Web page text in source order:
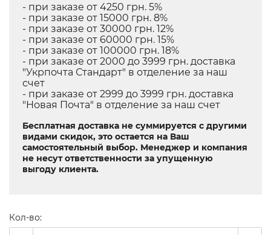
- при заказе от 4250 грн. 5%
- при заказе от 15000 грн. 8%
- при заказе от 30000 грн. 12%
- при заказе от 60000 грн. 15%
- при заказе от 100000 грн. 18%
- при заказе от 2000 до 3999 грн. доставка
"Укрпочта Стандарт" в отделение за наш
счет
- при заказе от 2999 до 3999 грн. доставка
"Новая Почта" в отделение за наш счет
Бесплатная доставка не суммируется с другими
видами скидок, это остается на Ваш
самостоятельный выбор. Менеджер и компания
не несут ответственности за упущенную
выгоду клиента.
Кол-во: